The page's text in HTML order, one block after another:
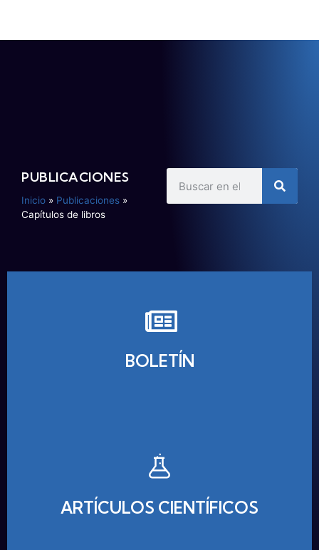
PUBLICACIONES
Inicio » Publicaciones »
Capítulos de libros
BOLETÍN
ARTÍCULOS CIENTÍFICOS